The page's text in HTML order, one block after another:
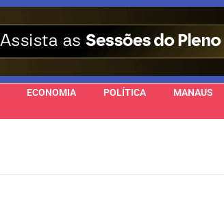
ECONOMIA POLÍTICA MANAUS